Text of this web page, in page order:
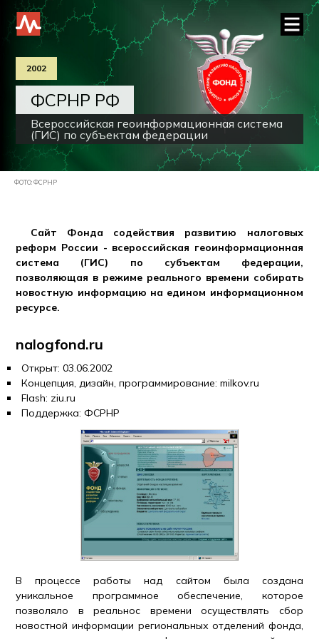
2002
ФСРНР РФ
Всероссийская геоинформационная система
(ГИС) по субъектам федерации
ФОТО: ФСРНР
Сайт Фонда содействия развитию налоговых
реформ России - всероссийская геоинформационная
система (ГИС) по субъектам федерации,
позволяющая в режиме реального времени собирать
новостную информацию на едином информационном
ресурсе.
nalogfond.ru
Открыт: 03.06.2002
Концепция, дизайн, программирование: milkov.ru
Flash: ziu.ru
Поддержка: ФСРНР
В процессе работы над сайтом была создана
уникальное программное обеспечение, которое
позволяло в реальнос времени осуществлять сбор
новостной информации региональных отделений фонда,